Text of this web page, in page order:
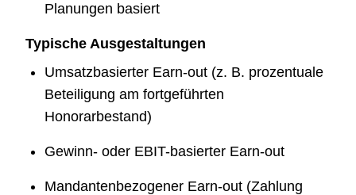
Planungen basiert
Typische Ausgestaltungen
Umsatzbasierter Earn-out (z. B. prozentuale
Beteiligung am fortgeführten
Honorarbestand)
Gewinn- oder EBIT-basierter Earn-out
Mandantenbezogener Earn-out (Zahlung